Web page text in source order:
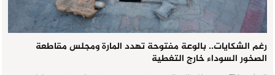
رغم الشكايات.. بالوعة مفتوحة تهدد المارة ومجلس مقاطعة
الصخور السوداء خارج التغطية